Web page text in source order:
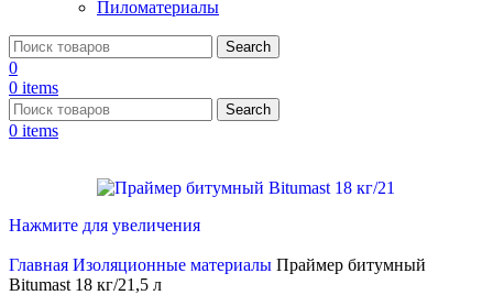
Пиломатериалы
Search
0
0 items
Search
0 items
Нажмите для увеличения
Главная Изоляционные материалы Праймер битумный
Bitumast 18 кг/21,5 л